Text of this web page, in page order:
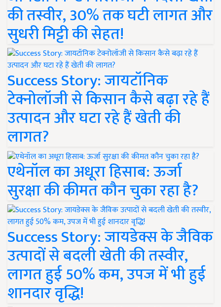
की तस्वीर, 30% तक घटी लागत और
सुधरी मिट्टी की सेहत!
Success Story: जायटॉनिक
टेक्नोलॉजी से किसान कैसे बढ़ा रहे हैं
उत्पादन और घटा रहे हैं खेती की
लागत?
एथेनॉल का अधूरा हिसाब: ऊर्जा
सुरक्षा की कीमत कौन चुका रहा है?
Success Story: जायडेक्स के जैविक
उत्पादों से बदली खेती की तस्वीर,
लागत हुई 50% कम, उपज में भी हुई
शानदार वृद्धि!